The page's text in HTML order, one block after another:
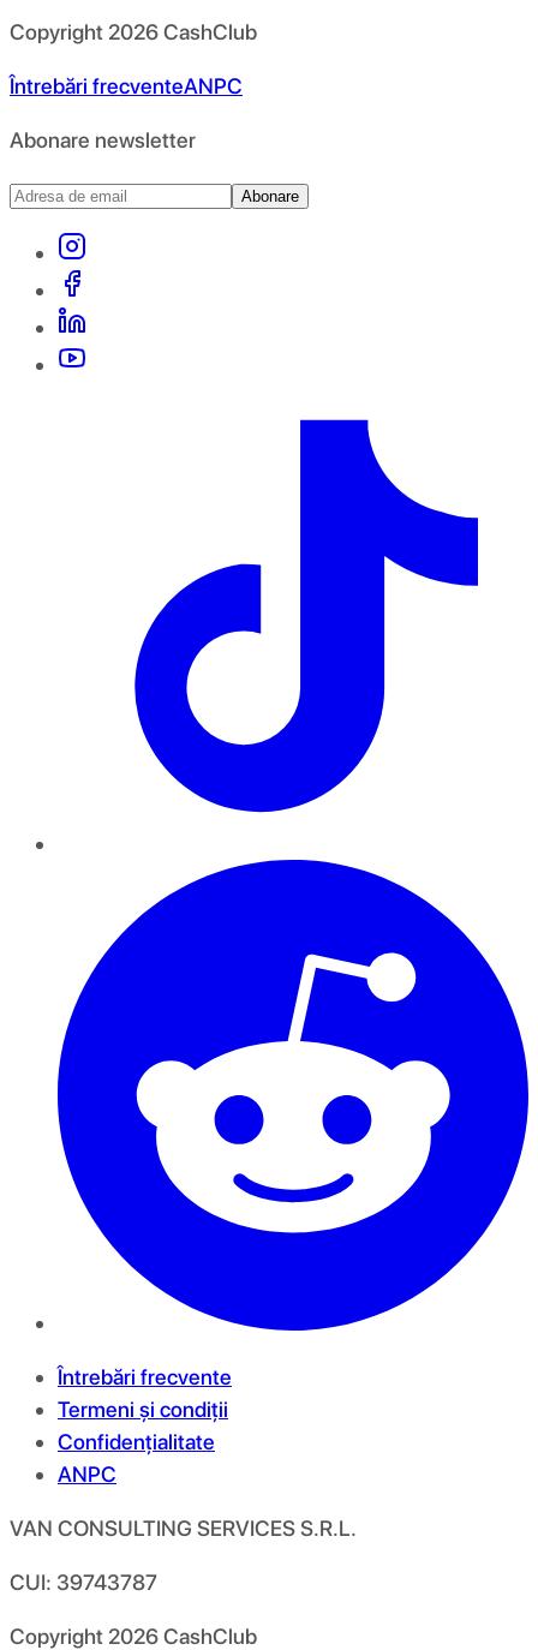
Copyright 2026CashClub
Întrebări frecventeANPC
Abonare newsletter
Abonare
Întrebări frecvente
Termeni și condiții
Confidențialitate
ANPC
VAN CONSULTING SERVICES S.R.L.
CUI: 39743787
Copyright 2026CashClub